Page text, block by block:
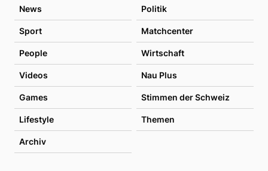
News Politik
Sport Matchcenter
People Wirtschaft
Videos Nau Plus
Games Stimmen der Schweiz
Lifestyle Themen
Archiv